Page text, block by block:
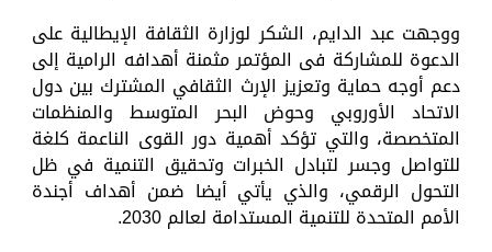
ووجهت عبد الدايم، الشكر لوزارة الثقافة الإيطالية على
الدعوة للمشاركة فى المؤتمر مثمنة أهدافه الرامية إلى
دعم أوجه حماية وتعزيز الإرث الثقافي المشترك بين دول
الاتحاد الأوروبي وحوض البحر المتوسط والمنظمات
المتخصصة، والتي تؤكد أهمية دور القوى الناعمة كلغة
للتواصل وجسر لتبادل الخبرات وتحقيق التنمية في ظل
التحول الرقمي، والذي يأتي أيضا ضمن أهداف أجندة
الأمم المتحدة للتنمية المستدامة لعالم 2030.